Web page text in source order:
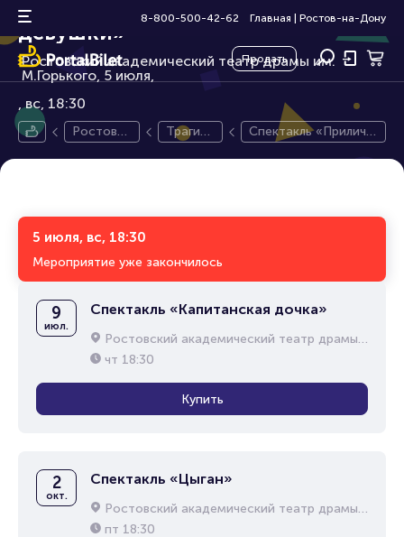
8-800-500-42-62 Главная Ростов-на-Дону
Продать
Спектакль «Приличные
девушки»
Ростовский академический театр драмы им.
М.Горького, 5 июля,
16+
вс, 18:30
Ростов-н
Трагико
Спектакль «Приличн
5 июля, вс, 18:30
Мероприятие уже закончилось
9
июл.
Спектакль «Капитанская дочка»
Ростовский академический театр драмы им. М.Горького
чт 18:30
Купить
2
окт.
Спектакль «Цыган»
Ростовский академический театр драмы им. М.Горького
пт 18:30